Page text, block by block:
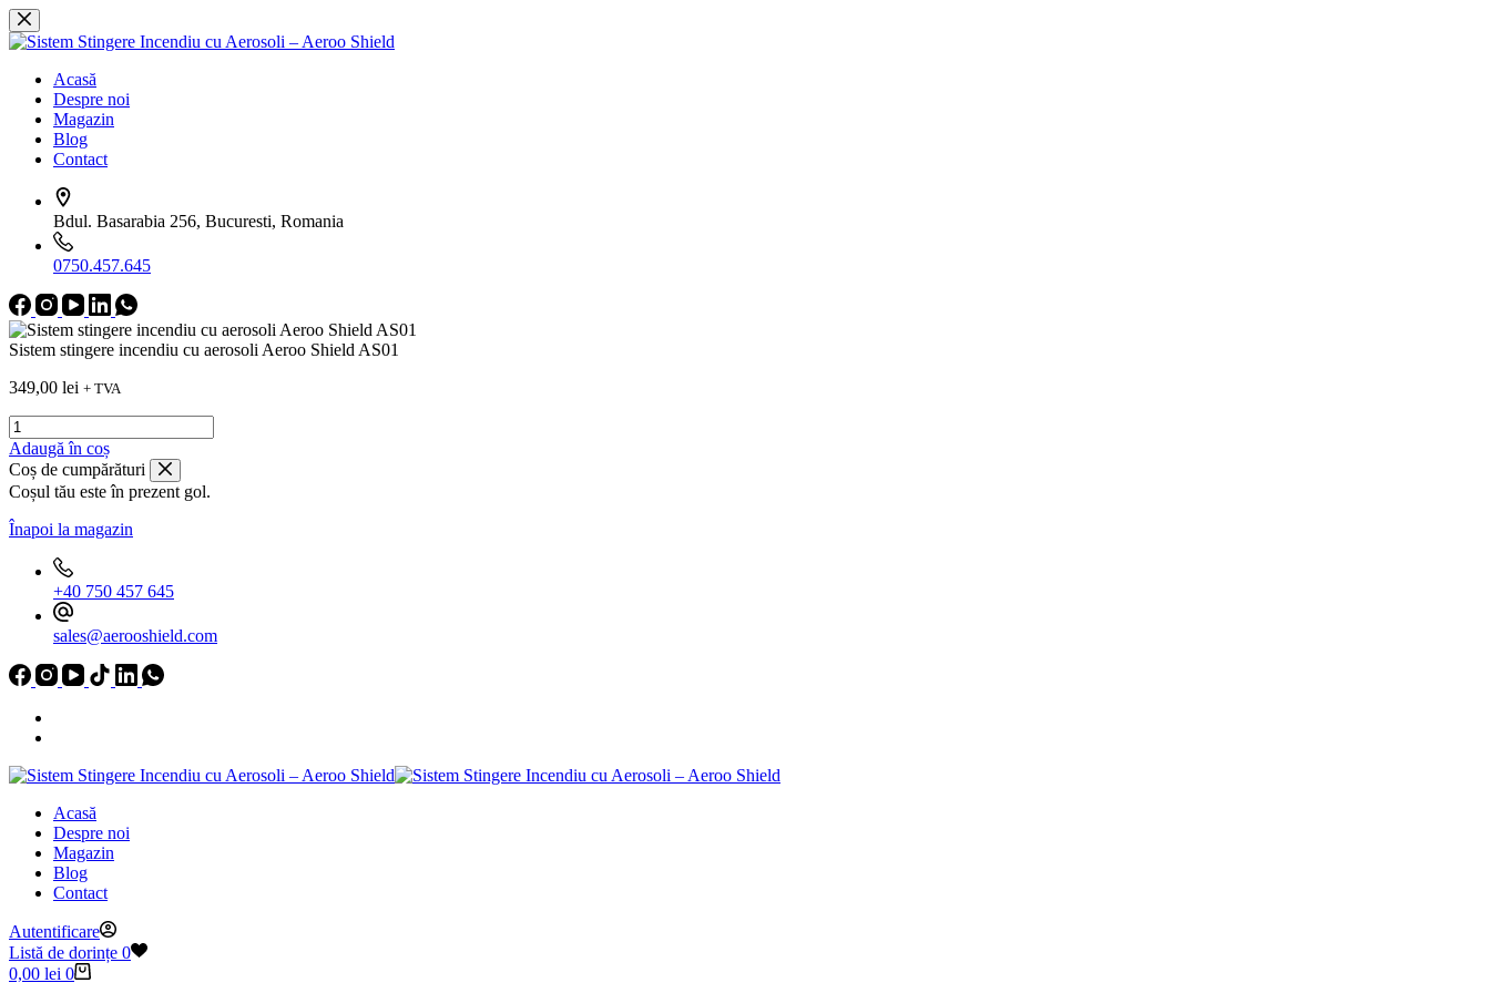
Sari
la
Acasă
Despre noi
Magazin
Blog
Contact
Bdul. Basarabia 256, Bucuresti, Romania
0750.457.645
Sistem stingere incendiu cu aerosoli Aeroo Shield AS01
349,00 lei + TVA
Cantitate
Sistem
stingere
incendiu
cu
aerosoli
Aeroo
Adaugă în coș
Coș de cumpărături
Coșul tău este în prezent gol.
Înapoi la magazin
+40 750 457 645
sales@aerooshield.com
Acasă
Despre noi
Magazin
Blog
Contact
Autentificare
Listă de dorințe 0
Coș
0,00 lei 0